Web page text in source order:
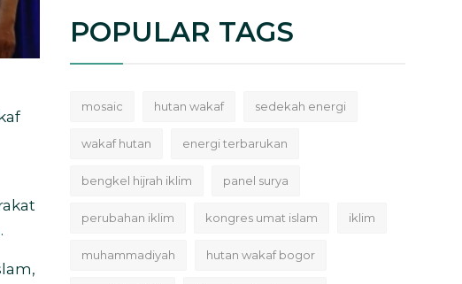
POPULAR TAGS
mosaic hutan wakaf sedekah energi
wakaf hutan energi terbarukan
bengkel hijrah iklim panel surya
perubahan iklim kongres umat islam iklim
muhammadiyah hutan wakaf bogor